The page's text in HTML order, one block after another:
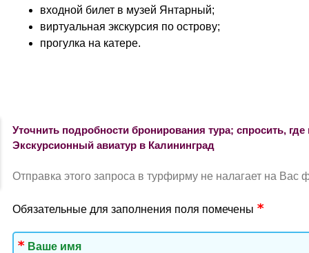
входной билет в музей Янтарный;
виртуальная экскурсия по острову;
прогулка на катере.
Уточнить подробности бронирования тура; спросить,
Экскурсионный авиатур в Калининград
Отправка этого запроса в турфирму не налагает на
Обязательные для заполнения поля помечены
Ваше имя